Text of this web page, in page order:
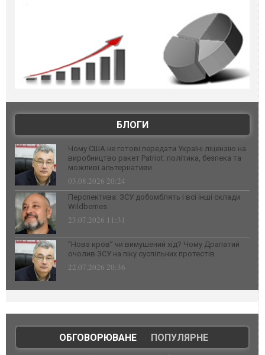
БЛОГИ
Чому США не готові передати Україні ліцензію на
виробництво ракет Patriot: політика, безпека та
можливі альтернативи
03.08.2026 20:24
Перспектива: ЗСУ добомблять і всі інші склади
Wildberries
23.07.2026 11:31
“Нова кров” чи вимушений хід? Чому Драпатий
очолив ЗСУ на піку суспільних протестів
22.07.2026 20:36
ОБГОВОРЮВАНЕ| ПОПУЛЯРНЕ